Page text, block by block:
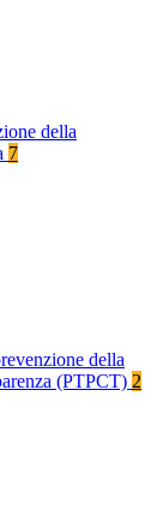
della
7
della
(PTPCT) 2